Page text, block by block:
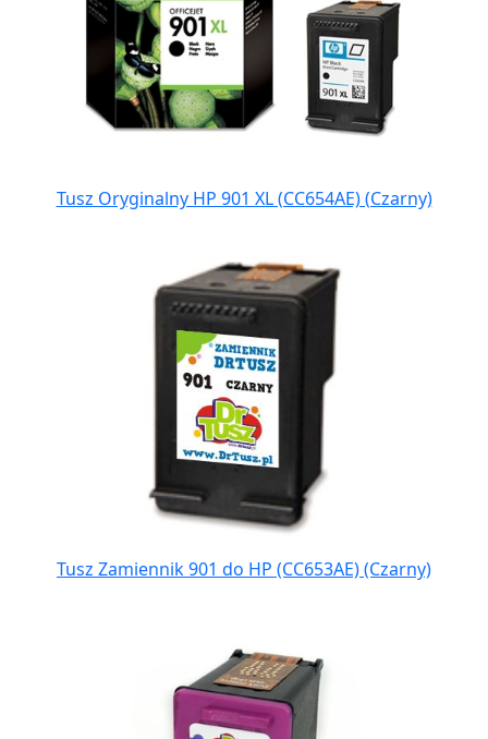
Tusz Oryginalny HP 901 XL (CC654AE) (Czarny)
Tusz Zamiennik 901 do HP (CC653AE) (Czarny)